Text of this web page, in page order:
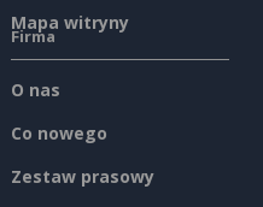
Mapa witryny
Firma
O nas
Co nowego
Zestaw prasowy